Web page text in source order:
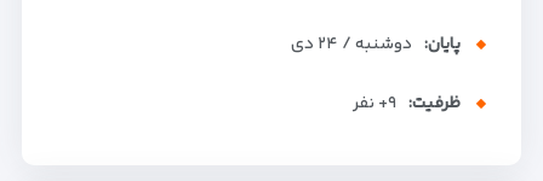
پایان: دوشنبه / ۲۴ دی
ظرفیت: +۹ نفر